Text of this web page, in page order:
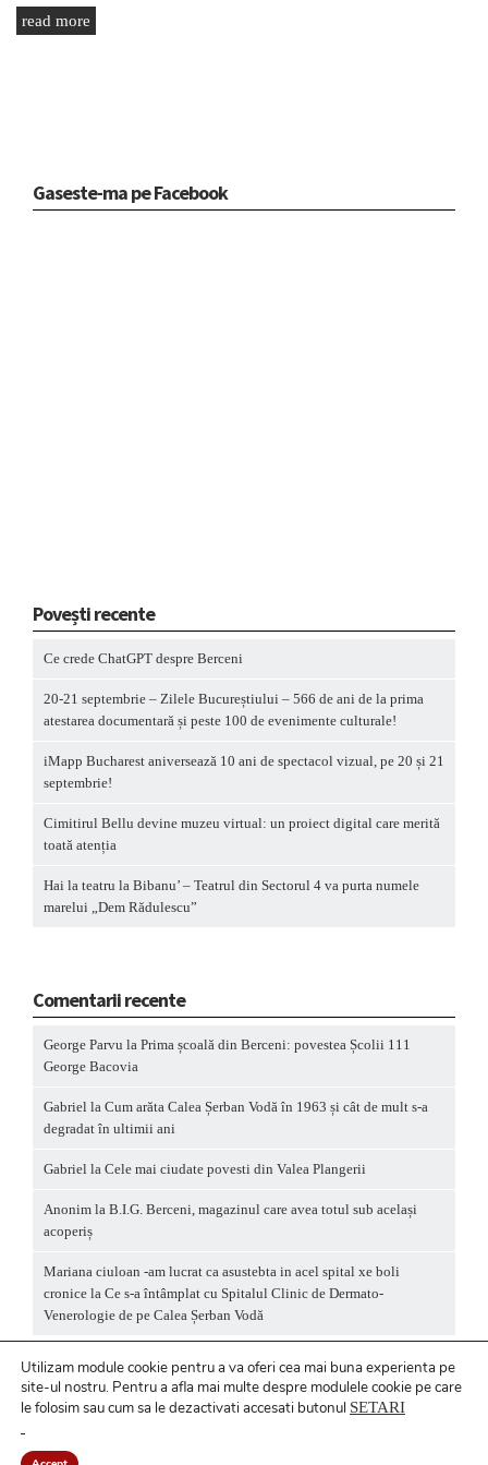
read more
Gaseste-ma pe Facebook
Povești recente
Ce crede ChatGPT despre Berceni
20-21 septembrie – Zilele Bucureștiului – 566 de ani de la prima
atestarea documentară și peste 100 de evenimente culturale!
iMapp Bucharest aniversează 10 ani de spectacol vizual, pe 20 și 21
septembrie!
Cimitirul Bellu devine muzeu virtual: un proiect digital care merită
toată atenția
Hai la teatru la Bibanu’ – Teatrul din Sectorul 4 va purta numele
marelui „Dem Rădulescu”
Comentarii recente
George Parvu la Prima școală din Berceni: povestea Școlii 111
George Bacovia
Gabriel la Cum arăta Calea Șerban Vodă în 1963 și cât de mult s-a
degradat în ultimii ani
Gabriel la Cele mai ciudate povesti din Valea Plangerii
Anonim la B.I.G. Berceni, magazinul care avea totul sub același
acoperiș
Mariana ciuloan -am lucrat ca asustebta in acel spital xe boli
cronice la Ce s-a întâmplat cu Spitalul Clinic de Dermato-
Venerologie de pe Calea Șerban Vodă
Utilizam module cookie pentru a va oferi cea mai buna experienta pe
site-ul nostru. Pentru a afla mai multe despre modulele cookie pe care
le folosim sau cum sa le dezactivati accesati butonul SETARI